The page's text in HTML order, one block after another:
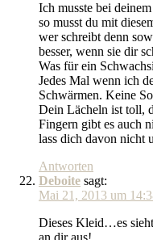
Ich musste bei
so musst du mit
wer schreibt denn
besser, wenn sie dir
Was für ein
Jedes Mal wenn ich
Schwärmen. Keine
Dein Lächeln ist toll,
Fingern gibt es auch
lass dich davon nicht
Antworten
Deboite sagt:
Mai 21, 2013 um
Dieses Kleid…es